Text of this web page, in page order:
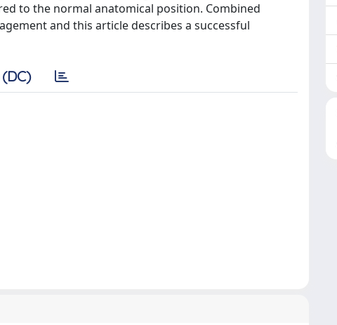
to the normal anatomical position. Combined
and this article describes a successful